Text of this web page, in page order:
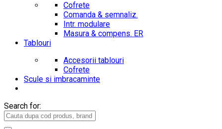
Cofrete
Comanda & semnaliz.
Intr. modulare
Masura & compens. ER
Tablouri
Accesorii tablouri
Cofrete
Scule si imbracaminte
Search for: